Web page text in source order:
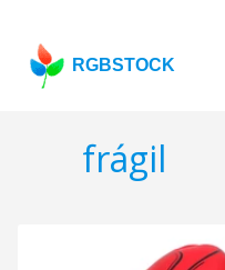
RGBSTOCK
frágil